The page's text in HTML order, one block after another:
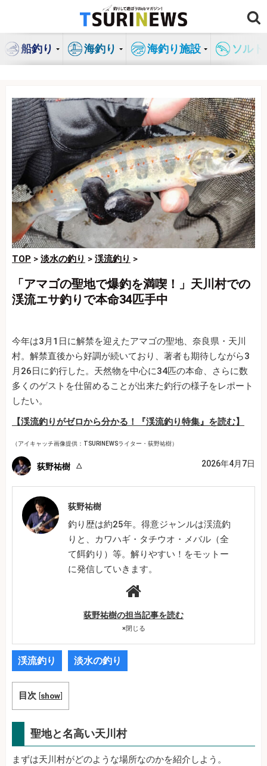
ン
船釣り 海釣り 海釣り施設 ソル
TOP > 淡水の釣り > 渓流釣り >
「アマゴの聖地で爆釣を満喫！」天川村での
渓流エサ釣りで本命34匹手中
今年は3月1日に解禁を迎えたアマゴの聖地、奈良県・天川
村。解禁直後から好調が続いており、著者も期待しながら3
月26日に釣行した。天然物を中心に34匹の本命、さらに数
多くのゲストを仕留めることが出来た釣行の様子をレポート
したい。
【渓流釣りがゼロから分かる！『渓流釣り特集』を読む】
（アイキャッチ画像提供：TSURINEWSライター・荻野祐樹）
荻野祐樹 2026年4月7日
荻野祐樹
釣り歴は約25年。得意ジャンルは渓流釣
りと、カワハギ・タチウオ・メバル（全
て餌釣り）等。解りやすい！をモットー
に発信していきます。
荻野祐樹の担当記事を読む
×閉じる
渓流釣り 淡水の釣り
目次 [show]
聖地と名高い天川村
まずは天川村がどのような場所なのかを紹介しよう。